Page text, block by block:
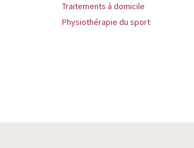
Traitements à domicile
Physiothérapie du sport